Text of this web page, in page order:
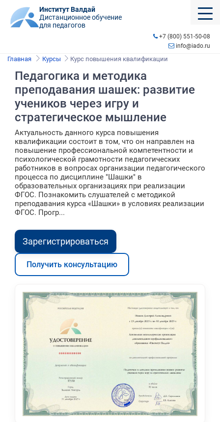
Институт Валдай
Дистанционное обучение
для педагогов
+7 (800) 551-50-08
info@iado.ru
Главная Курсы Курс повышения квалификации
Педагогика и методика
преподавания шашек: развитие
учеников через игру и
стратегическое мышление
Актуальность данного курса повышения
квалификации состоит в том, что он направлен на
повышение профессиональной компетентности и
психологической грамотности педагогических
работников в вопросах организации педагогического
процесса по дисциплине "Шашки" в
образовательных организациях при реализации
ФГОС. Познакомить слушателей с методикой
преподавания курса «Шашки» в условиях реализации
ФГОС. Прогр...
Зарегистрироваться
Получить консультацию